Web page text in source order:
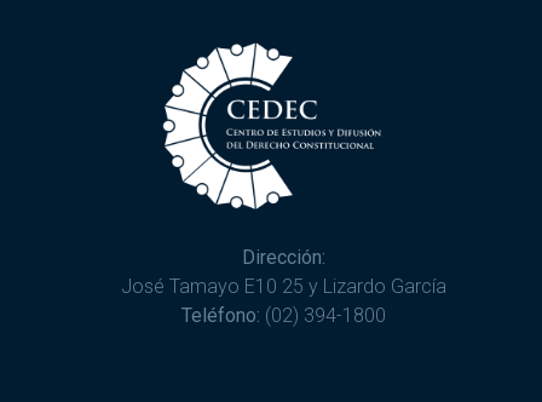
Dirección:
José Tamayo E10 25 y Lizardo García
Teléfono: (02) 394-1800